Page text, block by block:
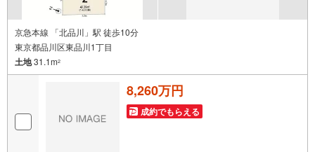
京急本線 「北品川」駅 徒歩10分
東京都品川区東品川1丁目
土地31.1m2
8,260万円
成約でもらえる